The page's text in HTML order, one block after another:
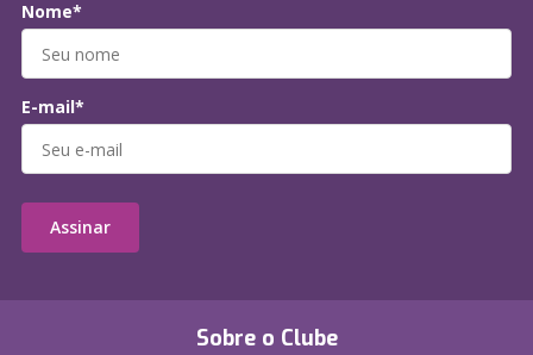
Sobre o Clube
Nome*
E-mail*
Assinar